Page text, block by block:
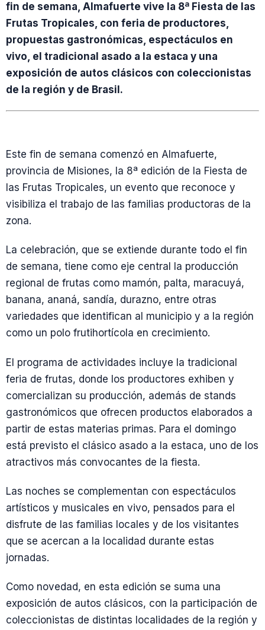
fin de semana, Almafuerte vive la 8ª Fiesta de las
Frutas Tropicales, con feria de productores,
propuestas gastronómicas, espectáculos en
vivo, el tradicional asado a la estaca y una
exposición de autos clásicos con coleccionistas
de la región y de Brasil.
Este fin de semana comenzó en Almafuerte,
provincia de Misiones, la 8ª edición de la Fiesta de
las Frutas Tropicales, un evento que reconoce y
visibiliza el trabajo de las familias productoras de la
zona.
La celebración, que se extiende durante todo el fin
de semana, tiene como eje central la producción
regional de frutas como mamón, palta, maracuyá,
banana, ananá, sandía, durazno, entre otras
variedades que identifican al municipio y a la región
como un polo frutihortícola en crecimiento.
El programa de actividades incluye la tradicional
feria de frutas, donde los productores exhiben y
comercializan su producción, además de stands
gastronómicos que ofrecen productos elaborados a
partir de estas materias primas. Para el domingo
está previsto el clásico asado a la estaca, uno de los
atractivos más convocantes de la fiesta.
Las noches se complementan con espectáculos
artísticos y musicales en vivo, pensados para el
disfrute de las familias locales y de los visitantes
que se acercan a la localidad durante estas
jornadas.
Como novedad, en esta edición se suma una
exposición de autos clásicos, con la participación de
coleccionistas de distintas localidades de la región y